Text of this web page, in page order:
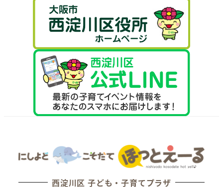
西淀川区 子ども・子育てプラザ